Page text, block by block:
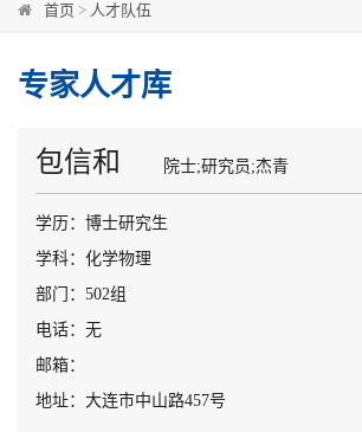
首页 > 人才队伍
专家人才库
包信和 院士;研究员;杰青
学历：博士研究生
学科：化学物理
部门：502组
电话：无
邮箱：
地址：大连市中山路457号